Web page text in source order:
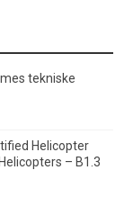
tekniske
Helicopter
– B1.3